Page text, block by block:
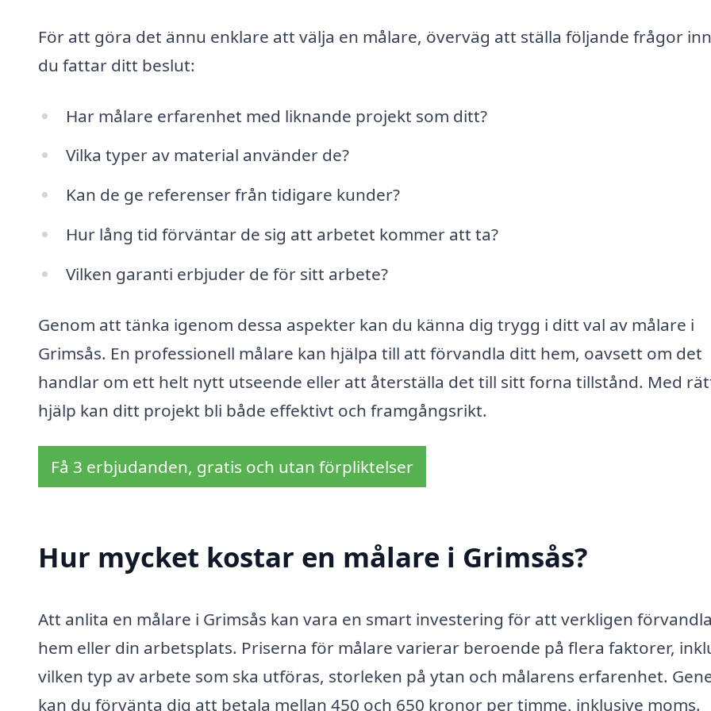
För att göra det ännu enklare att välja en målare, överväg att ställa följande frågor
du fattar ditt beslut:
Har målare erfarenhet med liknande projekt som ditt?
Vilka typer av material använder de?
Kan de ge referenser från tidigare kunder?
Hur lång tid förväntar de sig att arbetet kommer att ta?
Vilken garanti erbjuder de för sitt arbete?
Genom att tänka igenom dessa aspekter kan du känna dig trygg i ditt val av målare i
Grimsås. En professionell målare kan hjälpa till att förvandla ditt hem, oavsett om det
handlar om ett helt nytt utseende eller att återställa det till sitt forna tillstånd. Med
hjälp kan ditt projekt bli både effektivt och framgångsrikt.
Få 3 erbjudanden, gratis och utan förpliktelser
Hur mycket kostar en målare i Grimsås?
Att anlita en målare i Grimsås kan vara en smart investering för att verkligen
hem eller din arbetsplats. Priserna för målare varierar beroende på flera faktorer,
vilken typ av arbete som ska utföras, storleken på ytan och målarens erfarenhet.
kan du förvänta dig att betala mellan 450 och 650 kronor per timme, inklusive moms.